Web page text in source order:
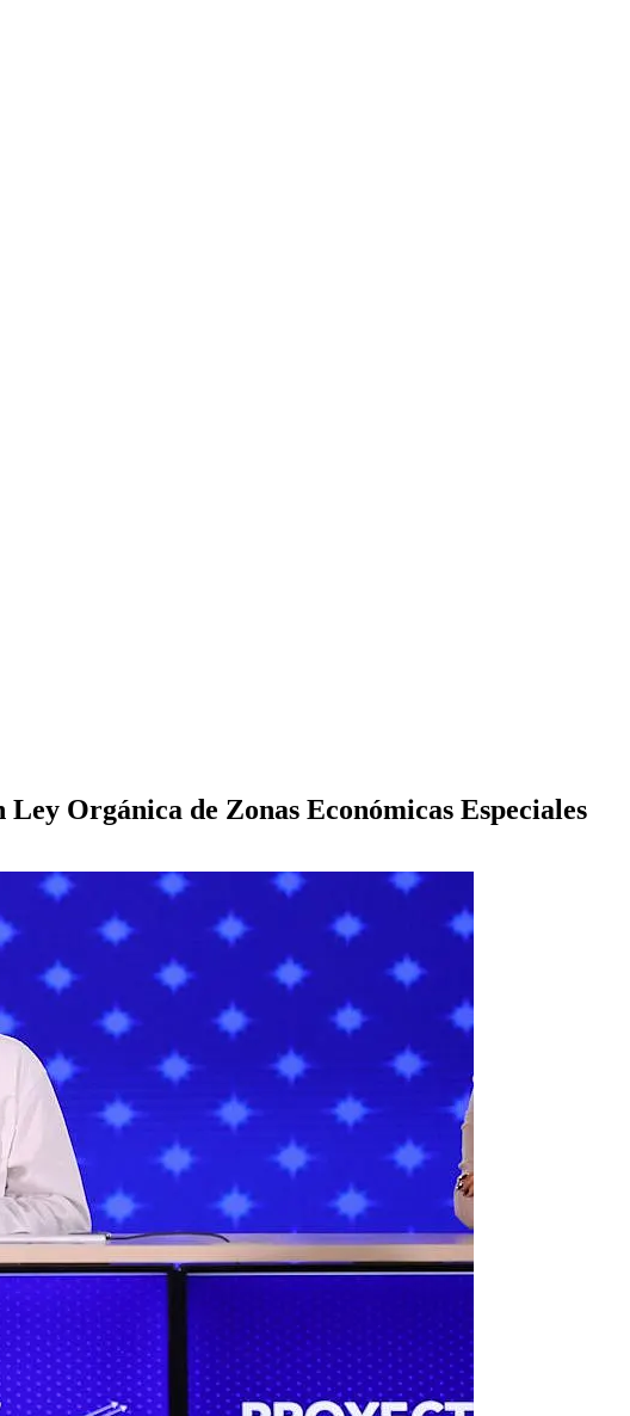
Orgánica de Zonas Económicas Especiales